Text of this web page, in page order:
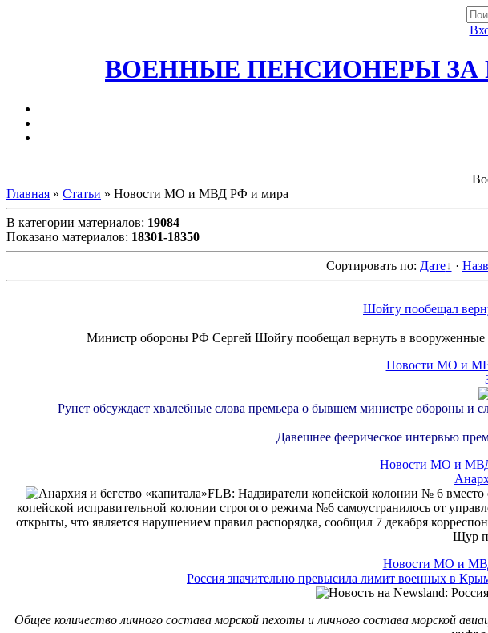
ВОЕННЫЕ ПЕНСИОНЕРЫ
Главная » Статьи » Новости МО и МВД РФ и мира
В категории материалов: 19084
Показано материалов: 18301-18350
Сортировать по: Дате ·
Шойгу пообещал
Министр обороны РФ Сергей Шойгу пообещал вернуть в
Новости МО и
Рунет обсуждает хвалебные слова премьера о бывшем министре обороны
Давешнее феерическое интервью
Новости МО и
FLB: Надзиратели копейской колонии № 6
копейской исправительной колонии строгого режима №6 самоустранилось от
открыты, что является нарушением правил распорядка, сообщил 7 декабря
Щур
Новости МО и
Россия значительно превысила лимит военных в
Общее количество личного состава морской пехоты и личного состава морской